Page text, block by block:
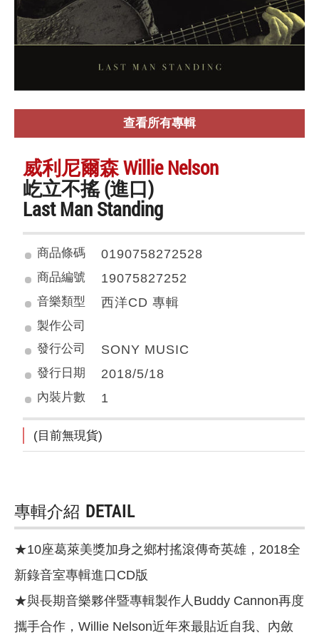
查看所有專輯
威利尼爾森 Willie Nelson
屹立不搖 (進口)
Last Man Standing
商品條碼 0190758272528
商品編號 19075827252
音樂類型 西洋CD 專輯
製作公司
發行公司
SONY MUSIC
發行日期 2018/5/18
內裝片數 1
(目前無現貨)
專輯介紹 DETAIL
★10座葛萊美獎加身之鄉村搖滾傳奇英雄，2018全
新錄音室專輯進口CD版
★與長期音樂夥伴暨專輯製作人Buddy Cannon再度
攜手合作，Willie Nelson近年來最貼近自我、內斂